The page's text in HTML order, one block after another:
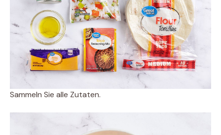
Sammeln Sie alle Zutaten.